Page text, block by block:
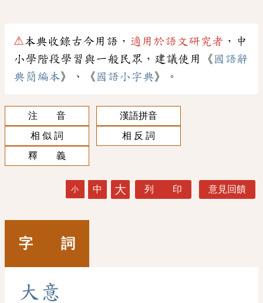
⚠本典收錄古今用語， 適用於語文研究者 ，中
小學階段學習與一般民眾，建議使用《 國語辭
典簡編本》、《 國語小字典》。
注 音
漢語拼音
相 似 詞
相 反 詞
釋 義
小 中 大 列 印 意見回饋
字 詞
大 意